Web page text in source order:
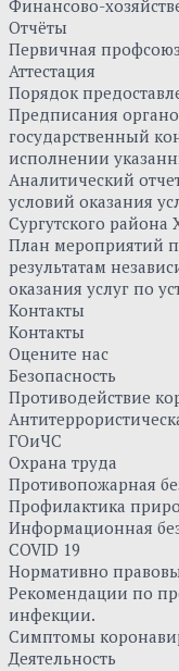
Финансово-
Отчёты
Первичная
Аттестация
Порядок
Предписания
государственный
исполнении
Аналитический
условий оказания
Сургутского
План мероприятий
результатам
оказания услуг по
Контакты
Контакты
Оцените нас
Безопасность
Противодействие
ГОиЧС
Охрана труда
Противопожарная
Профилактика
Информационная
COVID 19
Нормативно
Рекомендации по
инфекции.
Симптомы
Деятельность